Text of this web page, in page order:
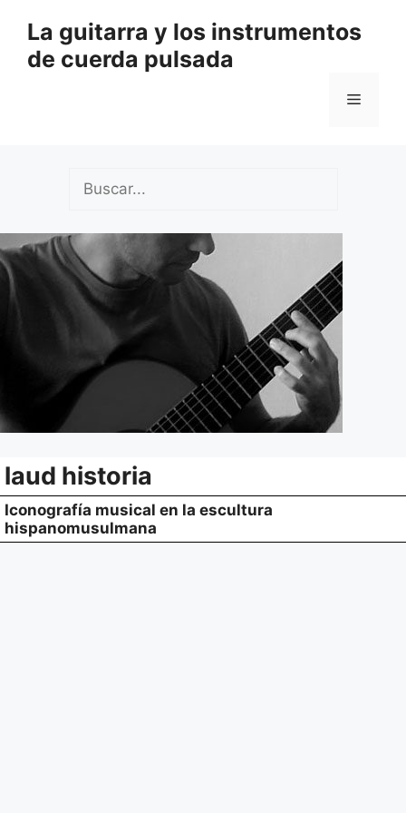
contenido
La guitarra y los instrumentos
de cuerda pulsada
Menú
laud historia
Iconografía musical en la escultura
hispanomusulmana